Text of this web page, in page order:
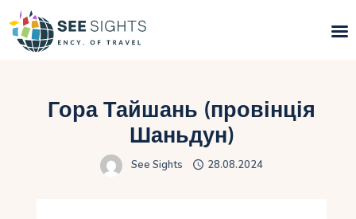
Типи Турів
Гора Тайшань (провінція
Шаньдун)
See Sights 28.08.2024